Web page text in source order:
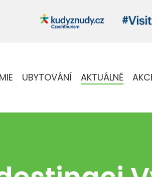
UBYTOVÁNÍ AKTUÁLNĚ